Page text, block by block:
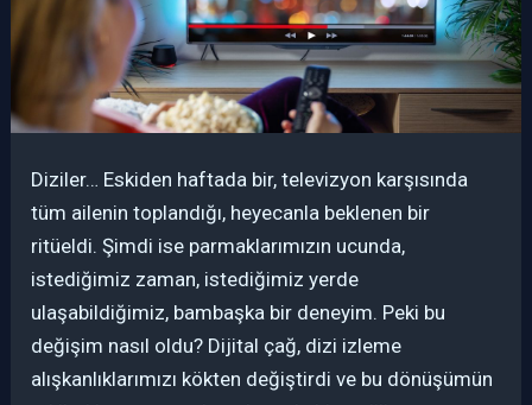
Diziler… Eskiden haftada bir, televizyon karşısında
tüm ailenin toplandığı, heyecanla beklenen bir
ritüeldi. Şimdi ise parmaklarımızın ucunda,
istediğimiz zaman, istediğimiz yerde
ulaşabildiğimiz, bambaşka bir deneyim. Peki bu
değişim nasıl oldu? Dijital çağ, dizi izleme
alışkanlıklarımızı kökten değiştirdi ve bu dönüşümün